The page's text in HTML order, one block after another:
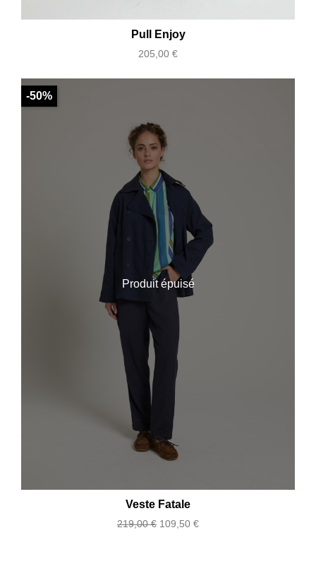
Pull Enjoy
Prix
205,00 €
Produit épuisé
Veste Fatale
Prix
219,00 € Prix
109,50 €
-50%